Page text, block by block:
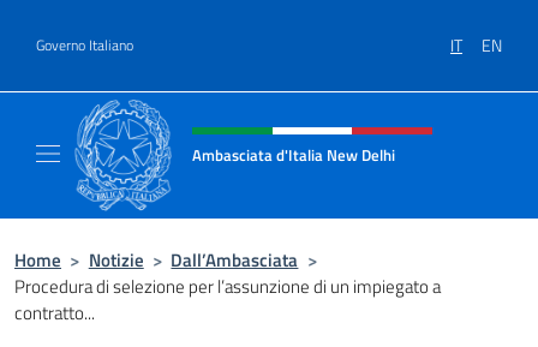
Governo Italiano IT EN
Intestazione sito, social e menù
Ambasciata d'Italia New Delhi
Home > Notizie > Dall’Ambasciata >
Procedura di selezione per l’assunzione di un impiegato a
contratto...